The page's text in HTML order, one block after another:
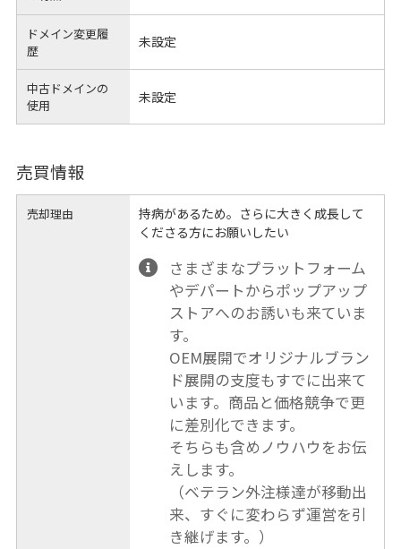
ドメイン変更履
歴
未設定
中古ドメインの
使用
未設定
売買情報
売却理由
持病があるため。さらに大きく成長して
くださる方にお願いしたい
さまざまなプラットフォーム
やデパートからポップアップ
ストアへのお誘いも来ていま
す。
OEM展開でオリジナルブラン
ド展開の支度もすでに出来て
います。商品と価格競争で更
に差別化できます。
そちらも含めノウハウをお伝
えします。
（ベテラン外注様達が移動出
来、すぐに変わらず運営を引
き継げます。）